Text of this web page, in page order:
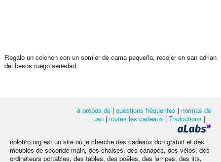
Regalo un colchon con un somier de cama pequeña, recojer en san adrian
del besos ruego seriedad.
à propos de | questions fréquentes | normas de
uso | toutes les cadeaux | Traductions |
nolotiro.org est un site où je cherche des cadeaux don gratuit et des
meubles de seconde main, des chaises, des canapés, des vélos, des
ordinateurs portables, des tables, des poêles, des lampes, des lits,